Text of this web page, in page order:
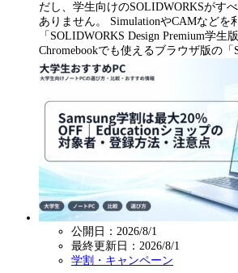
だし、学生向けのSOLIDWORKSがす
ありません。 SimulationやCAMなどを
「SOLIDWORKS Design Premium学生
Chromebookでも使えるブラウザ版の
公開日：2026/8/1
最終更新日： 2026/8/1
学割・キャンペーン